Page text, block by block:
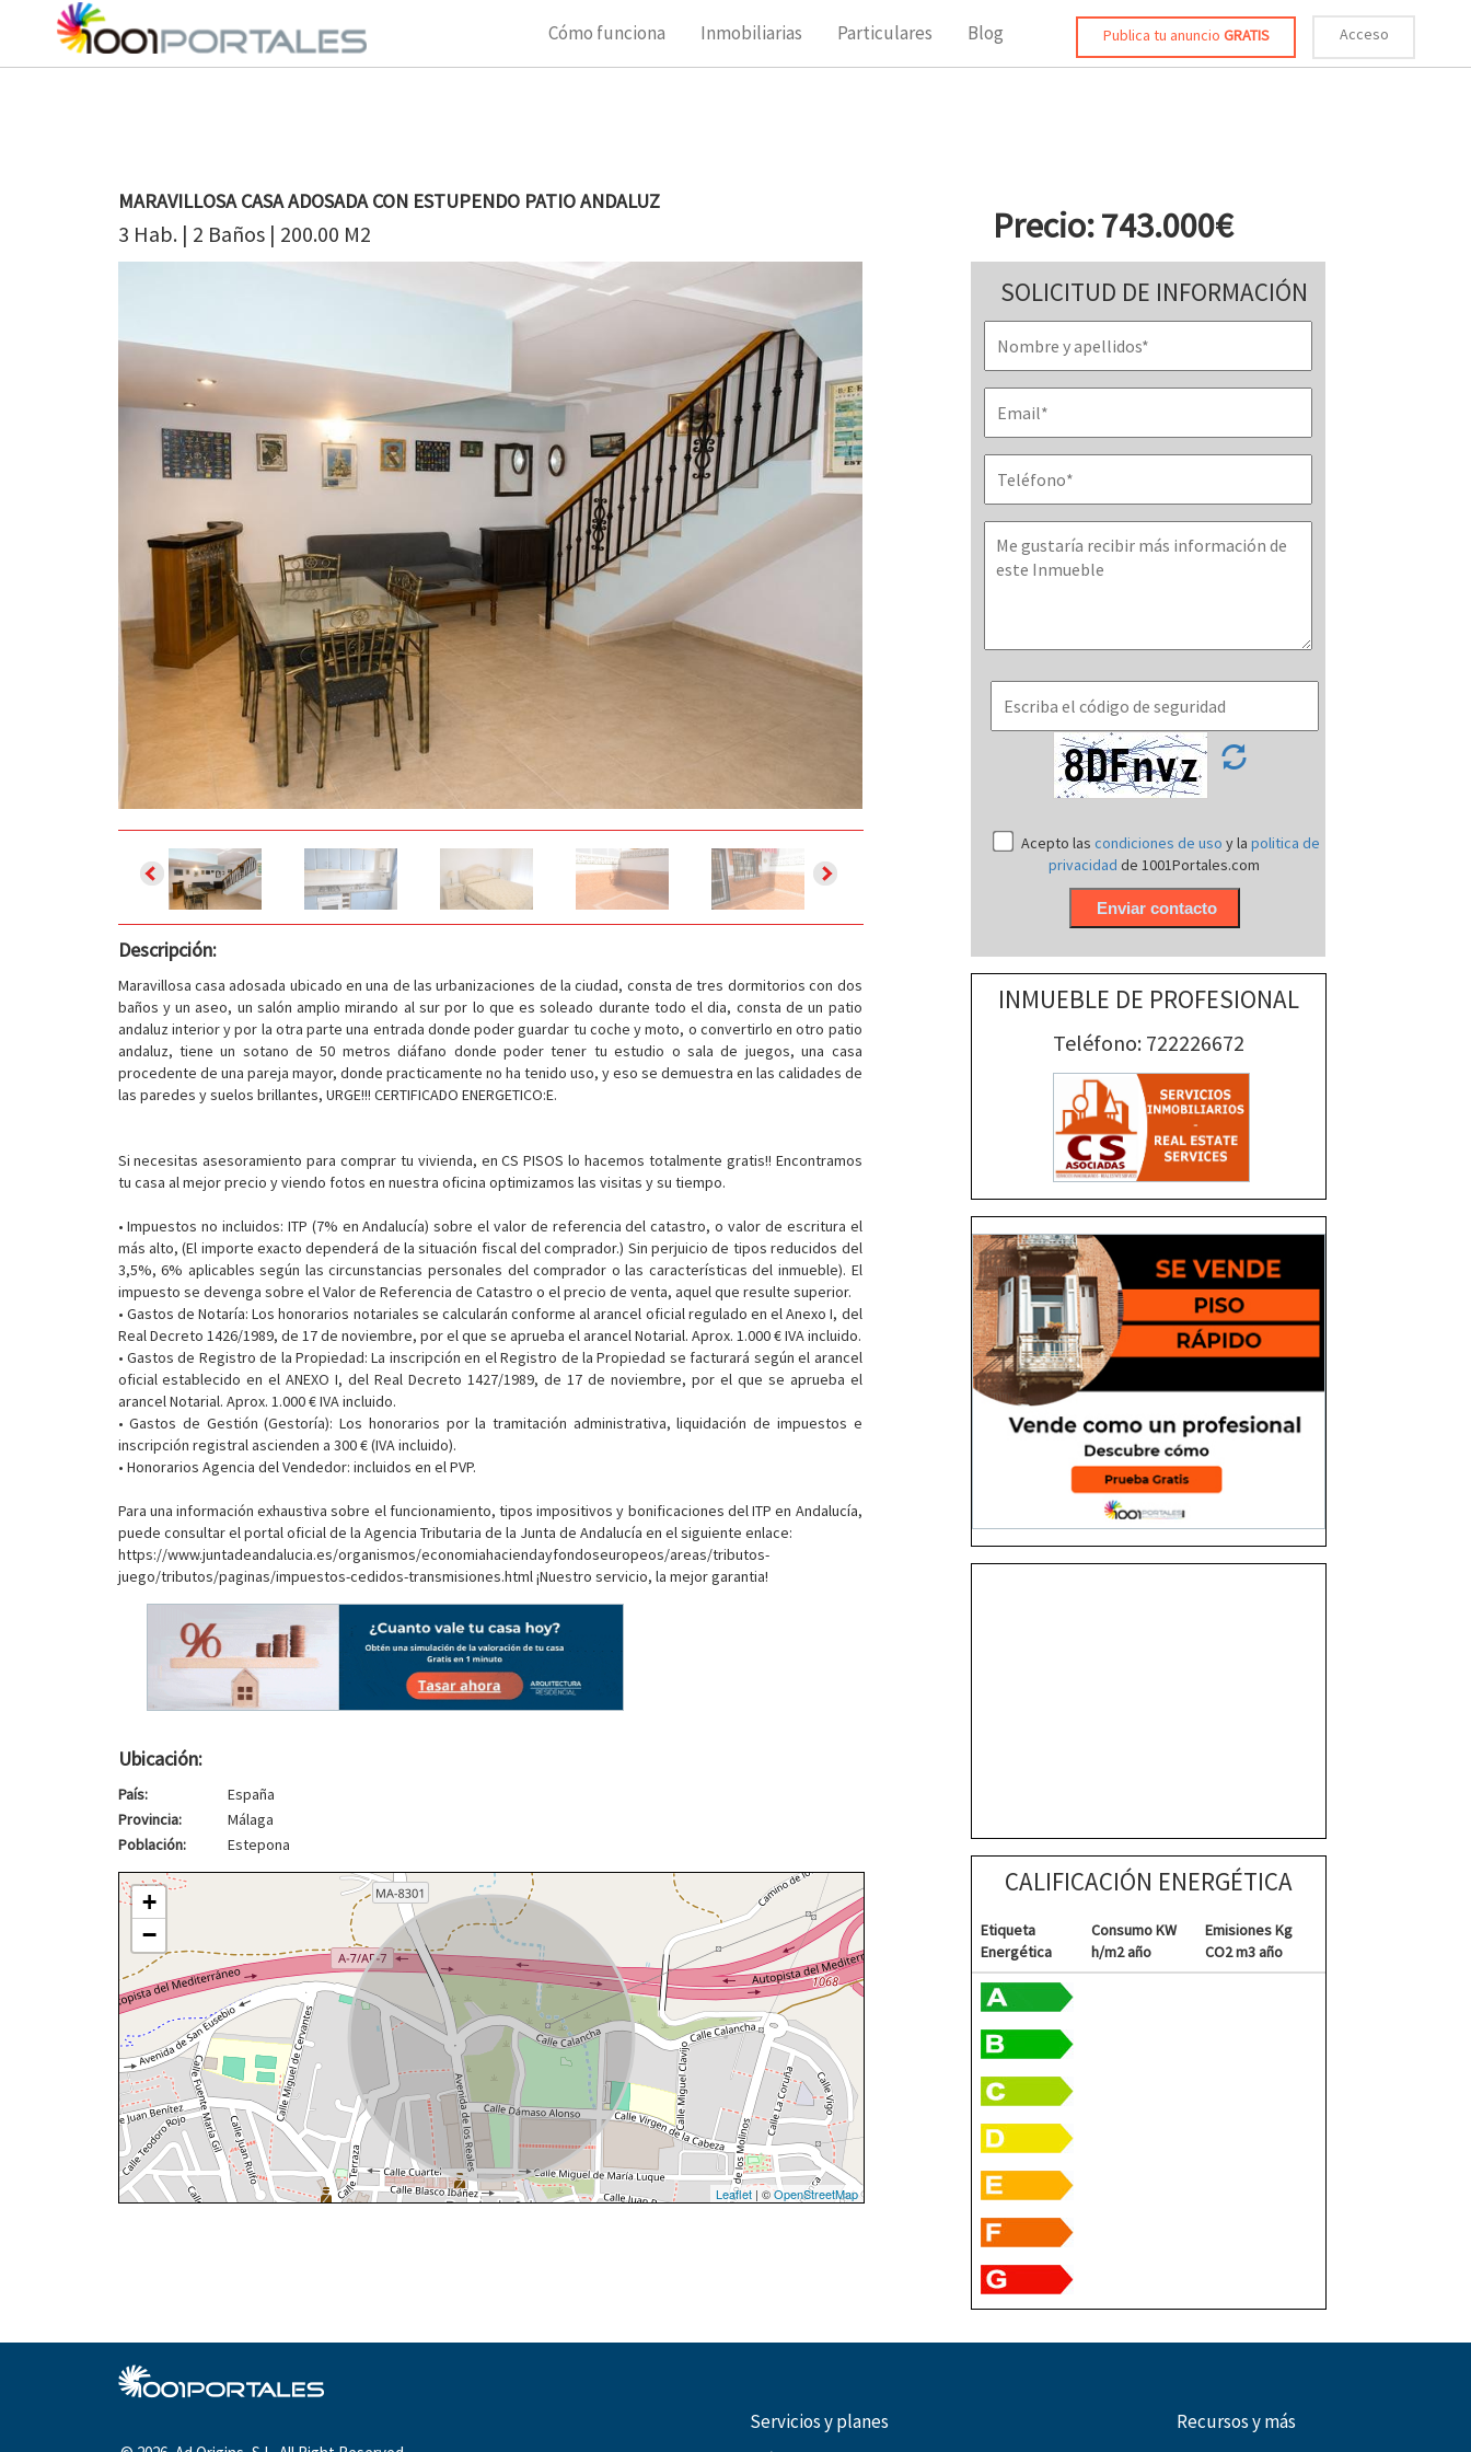
Cómo funciona Inmobiliarias Particulares Blog Publica tu anuncio GRATIS Acceso
MARAVILLOSA CASA ADOSADA CON ESTUPENDO PATIO ANDALUZ
3 Hab. | 2 Baños | 200.00 M2
Descripción:
Maravillosa casa adosada ubicado en una de las urbanizaciones de la ciudad, consta de tres dormitorios con dos
baños y un aseo, un salón amplio mirando al sur por lo que es soleado durante todo el dia, consta de un patio
andaluz interior y por la otra parte una entrada donde poder guardar tu coche y moto, o convertirlo en otro patio
andaluz, tiene un sotano de 50 metros diáfano donde poder tener tu estudio o sala de juegos, una casa
procedente de una pareja mayor, donde practicamente no ha tenido uso, y eso se demuestra en las calidades de
las paredes y suelos brillantes, URGE!!! CERTIFICADO ENERGETICO:E.
Si necesitas asesoramiento para comprar tu vivienda, en CS PISOS lo hacemos totalmente gratis!! Encontramos
tu casa al mejor precio y viendo fotos en nuestra oficina optimizamos las visitas y su tiempo.
• Impuestos no incluidos: ITP (7% en Andalucía) sobre el valor de referencia del catastro, o valor de escritura el
más alto, (El importe exacto dependerá de la situación fiscal del comprador.) Sin perjuicio de tipos reducidos del
3,5%, 6% aplicables según las circunstancias personales del comprador o las características del inmueble). El
impuesto se devenga sobre el Valor de Referencia de Catastro o el precio de venta, aquel que resulte superior.
• Gastos de Notaría: Los honorarios notariales se calcularán conforme al arancel oficial regulado en el Anexo I, del
Real Decreto 1426/1989, de 17 de noviembre, por el que se aprueba el arancel Notarial. Aprox. 1.000 € IVA incluido.
• Gastos de Registro de la Propiedad: La inscripción en el Registro de la Propiedad se facturará según el arancel
oficial establecido en el ANEXO I, del Real Decreto 1427/1989, de 17 de noviembre, por el que se aprueba el
arancel Notarial. Aprox. 1.000 € IVA incluido.
• Gastos de Gestión (Gestoría): Los honorarios por la tramitación administrativa, liquidación de impuestos e
inscripción registral ascienden a 300 € (IVA incluido).
• Honorarios Agencia del Vendedor: incluidos en el PVP.
Para una información exhaustiva sobre el funcionamiento, tipos impositivos y bonificaciones del ITP en Andalucía,
puede consultar el portal oficial de la Agencia Tributaria de la Junta de Andalucía en el siguiente enlace:
https://www.juntadeandalucia.es/organismos/economiahaciendayfondoseuropeos/areas/tributos-
juego/tributos/paginas/impuestos-cedidos-transmisiones.html ¡Nuestro servicio, la mejor garantia!
Ubicación:
País:
España
Provincia:
Málaga
Población:
Estepona
+
−
Leaflet| ©OpenStreetMap
Precio: 743.000€
SOLICITUD DE INFORMACIÓN
Acepto lascondiciones de usoy lapolitica de
privacidadde 1001Portales.com
INMUEBLE DE PROFESIONAL
Teléfono: 722226672
CALIFICACIÓN ENERGÉTICA
Etiqueta
Energética
Consumo KW
h/m2 año
Emisiones Kg
CO2 m3 año
Servicios y planes
Recursos y más